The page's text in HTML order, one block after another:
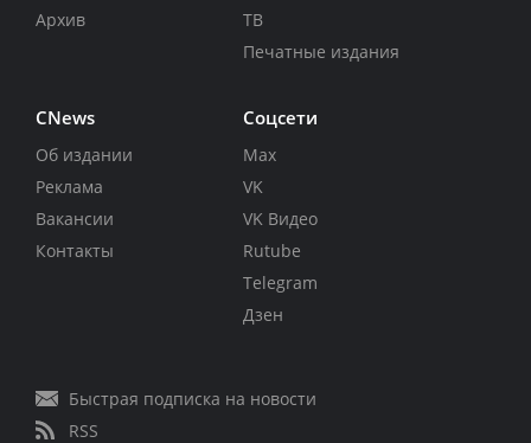
Архив
ТВ
Печатные издания
CNews
Об издании
Реклама
Вакансии
Контакты
Соцсети
Max
VK
VK Видео
Rutube
Telegram
Дзен
Быстрая подписка на новости
RSS